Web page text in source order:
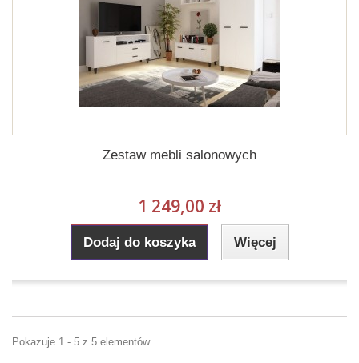
Zestaw mebli salonowych
1 249,00 zł
Dodaj do koszyka Więcej
Pokazuje 1 - 5 z 5 elementów